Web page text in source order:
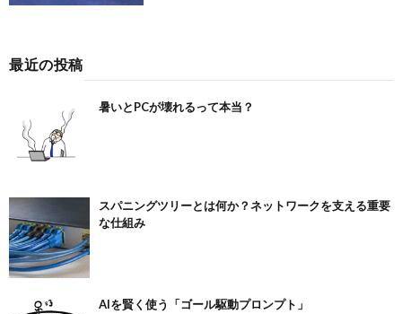
最近の投稿
暑いとPCが壊れるって本当？
スパニングツリーとは何か？ネットワークを支える重要
な仕組み
AIを賢く使う「ゴール駆動プロンプト」